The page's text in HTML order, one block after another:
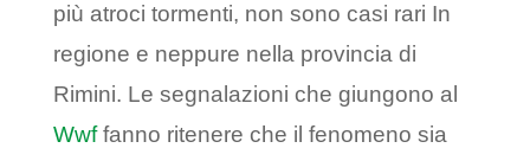
più atroci tormenti, non sono casi rari In
regione e neppure nella provincia di
Rimini. Le segnalazioni che giungono al
Wwffanno ritenere che il fenomeno sia